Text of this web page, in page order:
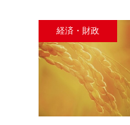
経済・財政